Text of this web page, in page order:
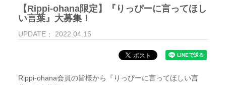
【Rippi-ohana限定】『りっぴーに言ってほし
い言葉』大募集！
UPDATE 2022.04.15
Rippi-ohana会員の皆様から『りっぴーに言ってほしい言